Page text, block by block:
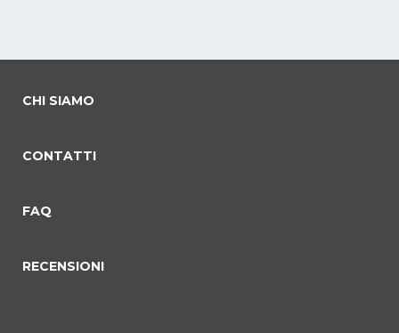
CHI SIAMO
CONTATTI
FAQ
RECENSIONI